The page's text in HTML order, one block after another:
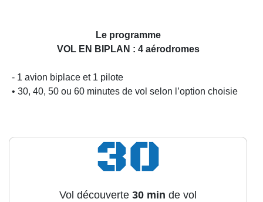
Le programme
VOL EN BIPLAN : 4 aérodromes
- 1 avion biplace et 1 pilote
• 30, 40, 50 ou 60 minutes de vol selon l’option choisie
Vol découverte 30 min de vol